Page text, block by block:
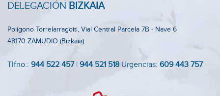
DELEGACIÓN BIZKAIA
Polígono Torrelarragoiti, Vial Central Parcela 7B - Nave 6
48170 ZAMUDIO (Bizkaia)
Tlfno.: 944 522 457 | 944 521 518 Urgencias: 609 443 757